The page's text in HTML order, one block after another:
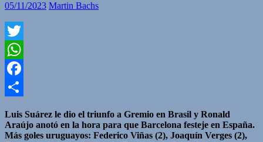
05/11/2023 Martin Bachs
Twitter
WhatsApp
Facebook
Luis Suárez le dio el triunfo a Gremio en Brasil y Ronald
Araújo anotó en la hora para que Barcelona festeje en España.
Más goles uruguayos: Federico Viñas (2), Joaquín Verges (2),